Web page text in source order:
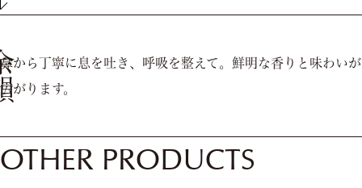
⿐から丁寧に息を吐き、呼吸を整えて。鮮明な⾹りと味わいが
広がります。
OTHER PRODUCTS